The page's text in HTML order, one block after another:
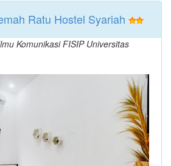
Ratu Hostel Syariah
Komunikasi FISIP Universitas